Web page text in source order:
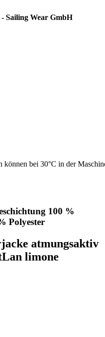
Sailing Wear GmbH
können bei 30°C in der
100 %
Polyester
atmungsaktiv
limone